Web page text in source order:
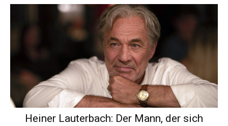
Heiner Lauterbach: Der Mann, der sich